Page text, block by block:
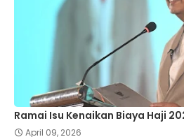
Ramai Isu Kenaikan Biaya Haji
April 09, 2026